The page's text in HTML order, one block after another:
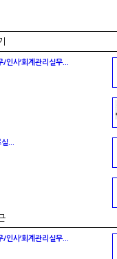
인사’회계관리실무...
...
인사’회계관리실무...